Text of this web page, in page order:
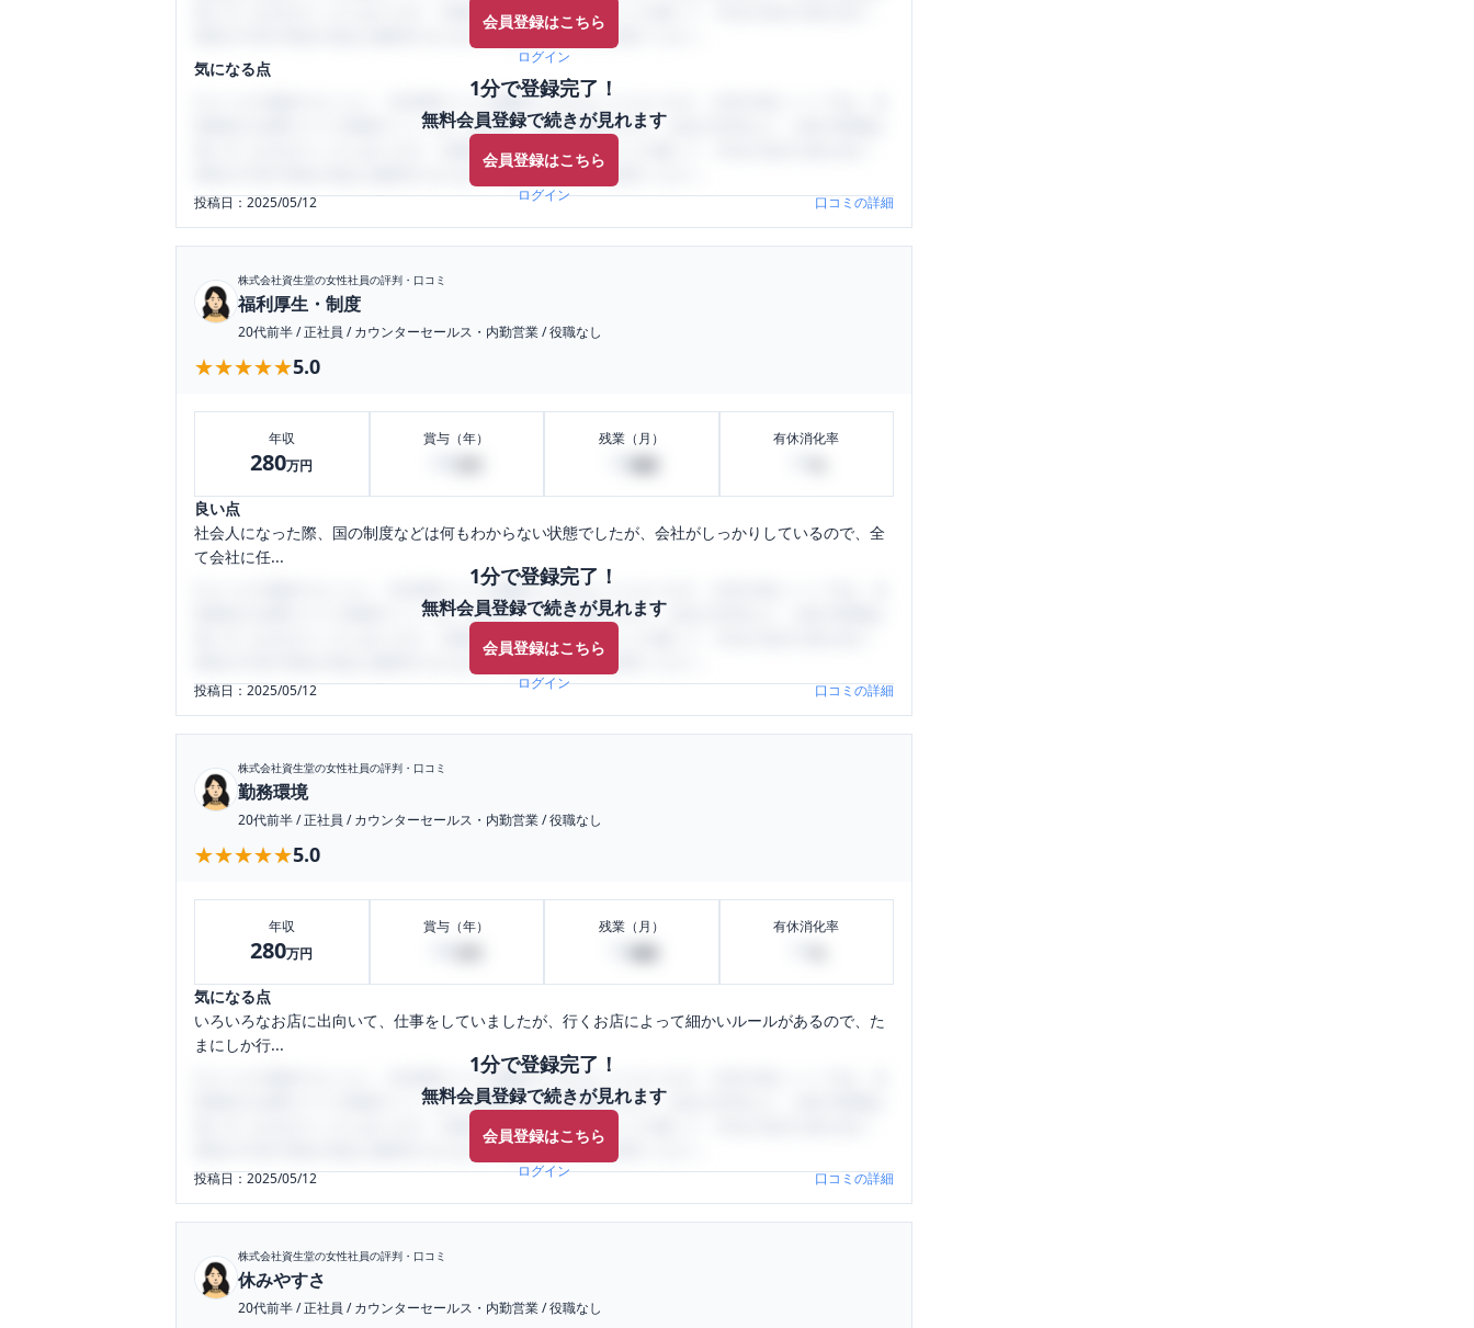
会員登録はこちら
ログイン
気にすべき点がたくさんあります。先輩社員（元社員）の口コミを通して、本当の会社の姿を知り、
将来の不安や現在の悩みを解消するために、ぜひサイトをご活用ください。
気になる点
1分で登録完了！
無料会員登録で続きが見れます
会員登録はこちら
ログイン
口コミを1投稿するごとに、30日間口コミの閲覧ができるようになります。SHEHUB(シーハブ)は、女
性限定の企業口コミの投稿サイトです。給与面・女性の働きやすさ・会社の評判など、女性の転職は
気にすべき点がたくさんあります。先輩社員（元社員）の口コミを通して、本当の会社の姿を知り、
将来の不安や現在の悩みを解消するために、ぜひサイトをご活用ください。
投稿日：2025/05/12 口コミの詳細
株式会社資生堂の女性社員の評判・口コミ
福利厚生・制度
20代前半/正社員 /カウンターセールス・内勤営業/役職なし
★★★★★
★★★★★5.0
年収
280万円
賞与（年） 残業（月） 有休消化率
良い点
社会人になった際、国の制度などは何もわからない状態でしたが、会社がしっかりしているので、全
て会社に任...
1分で登録完了！
無料会員登録で続きが見れます
会員登録はこちら
ログイン
口コミを1投稿するごとに、30日間口コミの閲覧ができるようになります。SHEHUB(シーハブ)は、女
性限定の企業口コミの投稿サイトです。給与面・女性の働きやすさ・会社の評判など、女性の転職は
気にすべき点がたくさんあります。先輩社員（元社員）の口コミを通して、本当の会社の姿を知り、
将来の不安や現在の悩みを解消するために、ぜひサイトをご活用ください。
投稿日：2025/05/12 口コミの詳細
株式会社資生堂の女性社員の評判・口コミ
勤務環境
20代前半/正社員 /カウンターセールス・内勤営業/役職なし
★★★★★
★★★★★5.0
年収
280万円
賞与（年） 残業（月） 有休消化率
気になる点
いろいろなお店に出向いて、仕事をしていましたが、行くお店によって細かいルールがあるので、た
まにしか行...
1分で登録完了！
無料会員登録で続きが見れます
会員登録はこちら
ログイン
口コミを1投稿するごとに、30日間口コミの閲覧ができるようになります。SHEHUB(シーハブ)は、女
性限定の企業口コミの投稿サイトです。給与面・女性の働きやすさ・会社の評判など、女性の転職は
気にすべき点がたくさんあります。先輩社員（元社員）の口コミを通して、本当の会社の姿を知り、
将来の不安や現在の悩みを解消するために、ぜひサイトをご活用ください。
投稿日：2025/05/12 口コミの詳細
株式会社資生堂の女性社員の評判・口コミ
休みやすさ
20代前半/正社員 /カウンターセールス・内勤営業/役職なし